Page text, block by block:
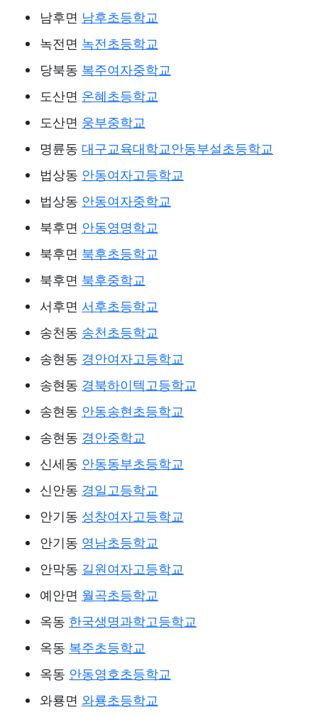
남후면 남후초등학교
녹전면 녹전초등학교
당북동 복주여자중학교
도산면 온혜초등학교
도산면 웅부중학교
명륜동 대구교육대학교안동부설초등학교
법상동 안동여자고등학교
법상동 안동여자중학교
북후면 안동영명학교
북후면 북후초등학교
북후면 북후중학교
서후면 서후초등학교
송천동 송천초등학교
송현동 경안여자고등학교
송현동 경북하이텍고등학교
송현동 안동송현초등학교
송현동 경안중학교
신세동 안동동부초등학교
신안동 경일고등학교
안기동 성창여자고등학교
안기동 영남초등학교
안막동 길원여자고등학교
예안면 월곡초등학교
옥동 한국생명과학고등학교
옥동 복주초등학교
옥동 안동영호초등학교
와룡면 와룡초등학교